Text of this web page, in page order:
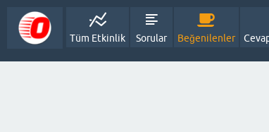
Tüm Etkinlik Sorular Beğenilenler